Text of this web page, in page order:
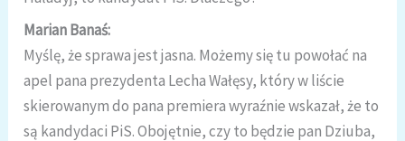
Marian Banaś:
Myślę, że sprawa jest jasna. Możemy się tu powołać na
apel pana prezydenta Lecha Wałęsy, który w liście
skierowanym do pana premiera wyraźnie wskazał, że to
są kandydaci PiS. Obojętnie, czy to będzie pan Dziuba,